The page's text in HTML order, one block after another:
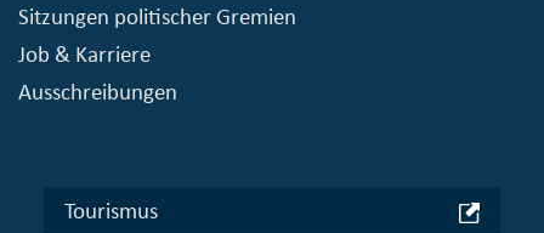
Sitzungen politischer Gremien
Job & Karriere
Ausschreibungen
Tourismus